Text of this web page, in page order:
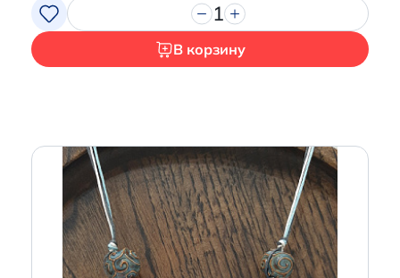
Итого:
Продолжить покупки
1
В корзину